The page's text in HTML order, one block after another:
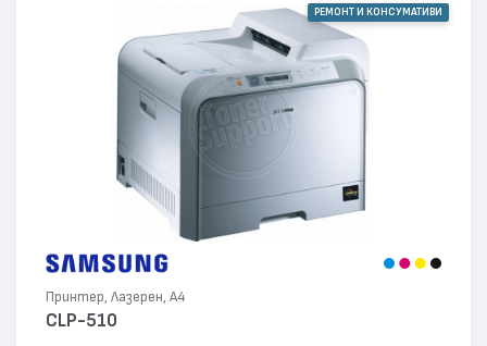
РЕМОНТ И КОНСУМАТИВИ
Принтер, Лазерен, А4
CLP-510